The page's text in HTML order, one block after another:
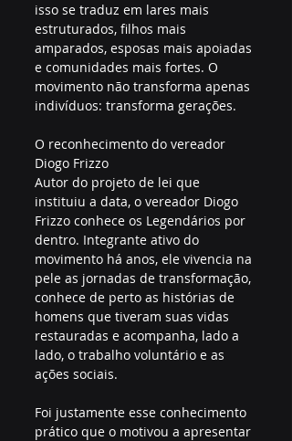
isso se traduz em lares mais
estruturados, filhos mais
amparados, esposas mais apoiadas
e comunidades mais fortes. O
movimento não transforma apenas
indivíduos: transforma gerações.
O reconhecimento do vereador
Diogo Frizzo
Autor do projeto de lei que
instituiu a data, o vereador Diogo
Frizzo conhece os Legendários por
dentro. Integrante ativo do
movimento há anos, ele vivencia na
pele as jornadas de transformação,
conhece de perto as histórias de
homens que tiveram suas vidas
restauradas e acompanha, lado a
lado, o trabalho voluntário e as
ações sociais.
Foi justamente esse conhecimento
prático que o motivou a apresentar